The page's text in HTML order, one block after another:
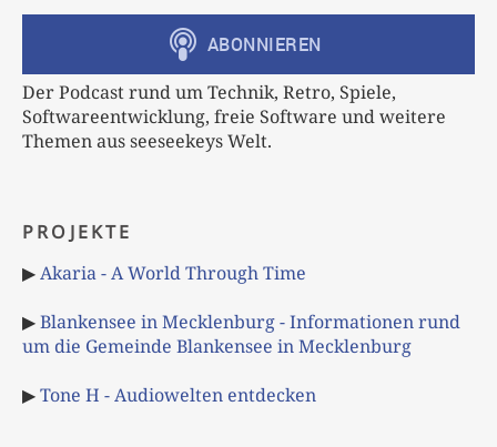
Der Podcast rund um Technik, Retro, Spiele,
Softwareentwicklung, freie Software und weitere
Themen aus seeseekeys Welt.
PROJEKTE
▶Akaria - A World Through Time
▶Blankensee in Mecklenburg - Informationen rund
um die Gemeinde Blankensee in Mecklenburg
▶Tone H - Audiowelten entdecken